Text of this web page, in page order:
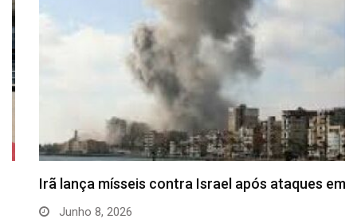
Irã lança mísseis contra Israel após ataques em…
Junho 8, 2026